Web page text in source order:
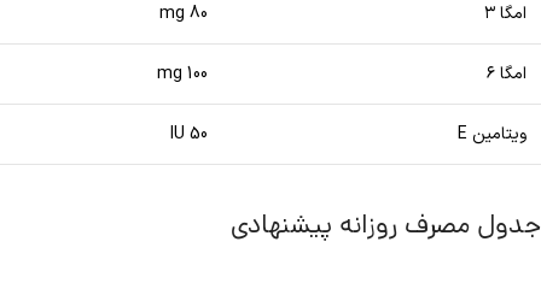
امگا ۳ 80 mg
امگا ۶ 100 mg
ویتامین E 50 IU
جدول مصرف روزانه پیشنهادی